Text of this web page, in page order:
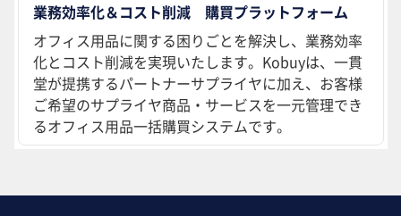
業務効率化＆コスト削減 購買プラットフォーム
オフィス用品に関する困りごとを解決し、業務効率
化とコスト削減を実現いたします。Kobuyは、一貫
堂が提携するパートナーサプライヤに加え、お客様
ご希望のサプライヤ商品・サービスを一元管理でき
るオフィス用品一括購買システムです。